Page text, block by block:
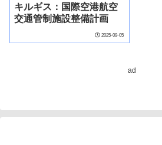
キルギス：国際空港航空
交通管制施設整備計画
2025-09-05
ad